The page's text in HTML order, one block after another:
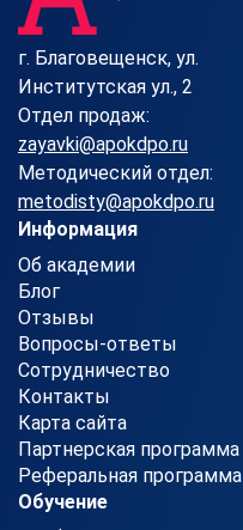
г. Благовещенск, ул.
Институтская ул., 2
Отдел продаж:
zayavki@apokdpo.ru
Методический отдел:
metodisty@apokdpo.ru
Информация
Об академии
Блог
Отзывы
Вопросы-ответы
Сотрудничество
Контакты
Карта сайта
Партнерская программа
Реферальная программа
Обучение